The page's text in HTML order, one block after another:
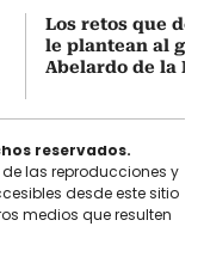
Los retos que
le plantean al
Abelardo de la
reservados.
de las reproducciones y
desde este sitio
medios que resulten